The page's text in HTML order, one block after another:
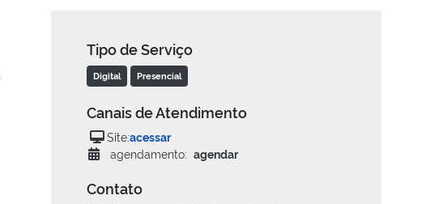
Tipo de Serviço
Digital Presencial
Canais de Atendimento
Site:acessar
agendamento: agendar
Contato